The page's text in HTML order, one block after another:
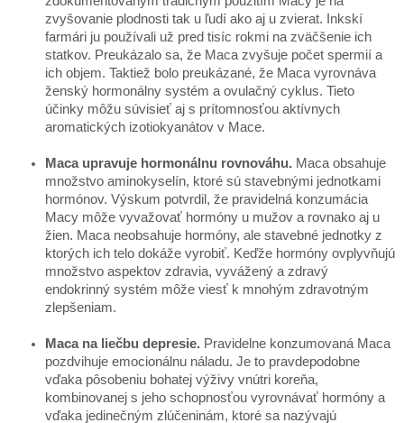
zvyšovanie plodnosti tak u ľudí ako aj u zvierat. Inkskí
farmári ju používali už pred tisíc rokmi na zväčšenie ich
statkov. Preukázalo sa, že Maca zvyšuje počet spermií a
ich objem. Taktiež bolo preukázané, že Maca vyrovnáva
ženský hormonálny systém a ovulačný cyklus. Tieto
účinky môžu súvisieť aj s prítomnosťou aktívnych
aromatických izotiokyanátov v Mace.
Maca upravuje hormonálnu rovnováhu. Maca obsahuje
množstvo aminokyselín, ktoré sú stavebnými jednotkami
hormónov. Výskum potvrdil, že pravidelná konzumácia
Macy môže vyvažovať hormóny u mužov a rovnako aj u
žien. Maca neobsahuje hormóny, ale stavebné jednotky z
ktorých ich telo dokáže vyrobiť. Keďže hormóny ovplyvňujú
množstvo aspektov zdravia, vyvážený a zdravý
endokrinný systém môže viesť k mnohým zdravotným
zlepšeniam.
Maca na liečbu depresie. Pravidelne konzumovaná Maca
pozdvihuje emocionálnu náladu. Je to pravdepodobne
vďaka pôsobeniu bohatej výživy vnútri koreňa,
kombinovanej s jeho schopnosťou vyrovnávať hormóny a
vďaka jedinečným zlúčeninám, ktoré sa nazývajú